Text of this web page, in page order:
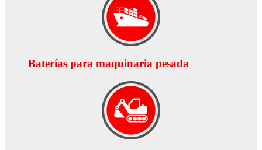
Baterías para maquinaria pesada